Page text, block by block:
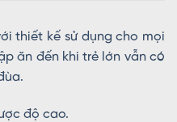
thiết kế sử dụng cho mọi
ăn đến khi trẻ lớn vẫn có
độ cao.